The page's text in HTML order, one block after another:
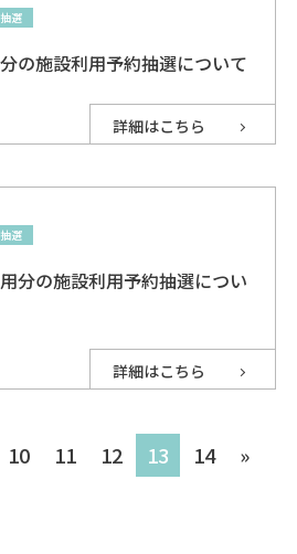
選
の施設利用予約抽選について
詳細はこちら
選
分の施設利用予約抽選につい
詳細はこちら
10 11 12 13 14 »